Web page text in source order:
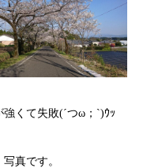
くて失敗(´つω；`)ｳｯ
真です。